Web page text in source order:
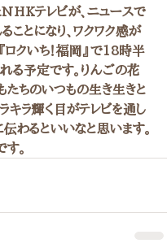
テレビが、ニュースで
ことになり、ワクワク感が
ロクいち！福岡』で18時半
る予定です。りんごの花
ちのいつもの生き生きと
キラ輝く目がテレビを通し
わるといいなと思います。
。